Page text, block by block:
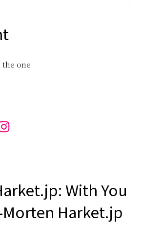
the one
With You
Morten Harket.jp